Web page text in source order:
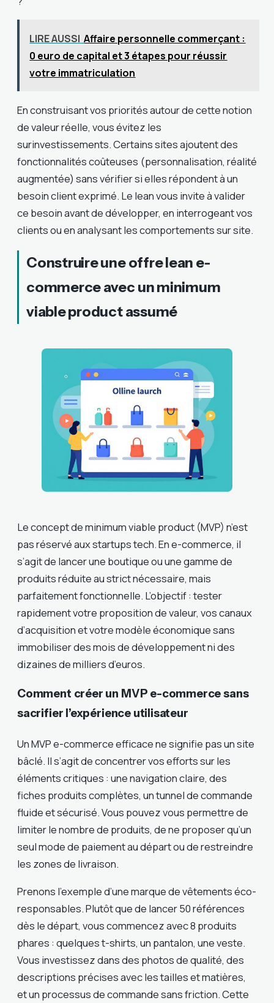
LIRE AUSSI Affaire personnelle commerçant :
0 euro de capital et 3 étapes pour réussir
votre immatriculation
En construisant vos priorités autour de cette notion
de valeur réelle, vous évitez les
surinvestissements. Certains sites ajoutent des
fonctionnalités coûteuses (personnalisation, réalité
augmentée) sans vérifier si elles répondent à un
besoin client exprimé. Le lean vous invite à valider
ce besoin avant de développer, en interrogeant vos
clients ou en analysant les comportements sur site.
Construire une offre lean e-
commerce avec un minimum
viable product assumé
Le concept de minimum viable product (MVP) n’est
pas réservé aux startups tech. En e-commerce, il
s’agit de lancer une boutique ou une gamme de
produits réduite au strict nécessaire, mais
parfaitement fonctionnelle. L’objectif : tester
rapidement votre proposition de valeur, vos canaux
d’acquisition et votre modèle économique sans
immobiliser des mois de développement ni des
dizaines de milliers d’euros.
Comment créer un MVP e-commerce sans
sacrifier l’expérience utilisateur
Un MVP e-commerce efficace ne signifie pas un site
bâclé. Il s’agit de concentrer vos efforts sur les
éléments critiques : une navigation claire, des
fiches produits complètes, un tunnel de commande
fluide et sécurisé. Vous pouvez vous permettre de
limiter le nombre de produits, de ne proposer qu’un
seul mode de paiement au départ ou de restreindre
les zones de livraison.
Prenons l’exemple d’une marque de vêtements éco-
responsables. Plutôt que de lancer 50 références
dès le départ, vous commencez avec 8 produits
phares : quelques t-shirts, un pantalon, une veste.
Vous investissez dans des photos de qualité, des
descriptions précises avec les tailles et matières,
et un processus de commande sans friction. Cette